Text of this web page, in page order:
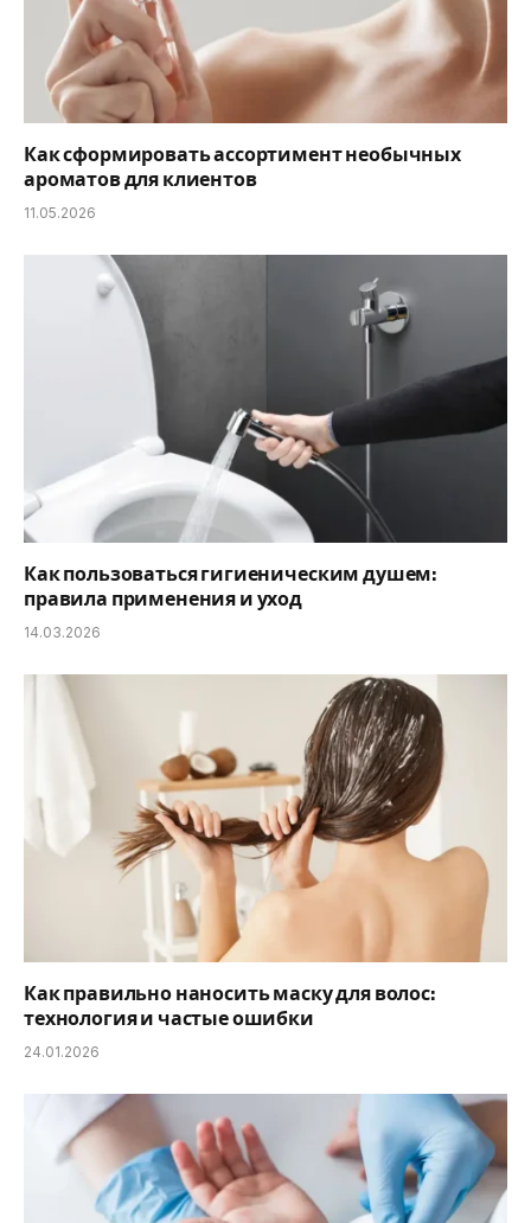
Как сформировать ассортимент необычных
ароматов для клиентов
11.05.2026
Как пользоваться гигиеническим душем:
правила применения и уход
14.03.2026
Как правильно наносить маску для волос:
технология и частые ошибки
24.01.2026